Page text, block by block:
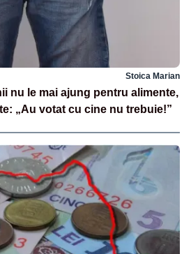
Stoica Marian
nu le mai ajung pentru alimente,
„Au votat cu cine nu trebuie!”